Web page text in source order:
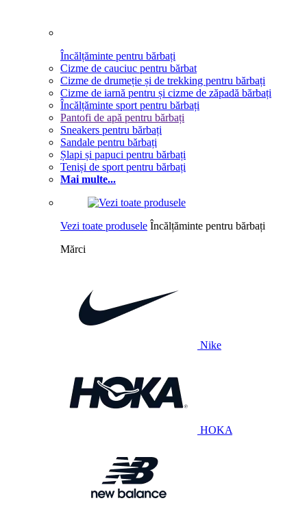
Încălțăminte pentru bărbați
Cizme de cauciuc pentru bărbat
Cizme de drumeție și de trekking pentru bărbați
Cizme de iarnă pentru și cizme de zăpadă bărbați
Încălțăminte sport pentru bărbați
Pantofi de apă pentru bărbați
Sneakers pentru bărbați
Sandale pentru bărbați
Șlapi și papuci pentru bărbați
Teniși de sport pentru bărbați
Mai multe...
Vezi toate produsele Încălțăminte pentru bărbați
Mărci
Nike
HOKA